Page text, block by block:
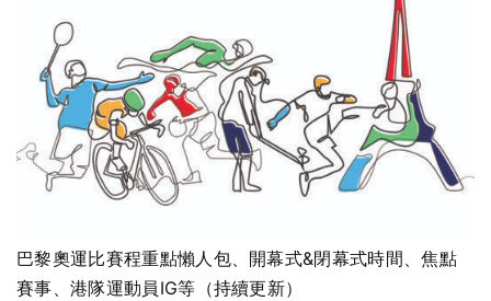
巴黎奧運比賽程重點懶人包、開幕式&閉幕式時間、焦點
賽事、港隊運動員IG等（持續更新）